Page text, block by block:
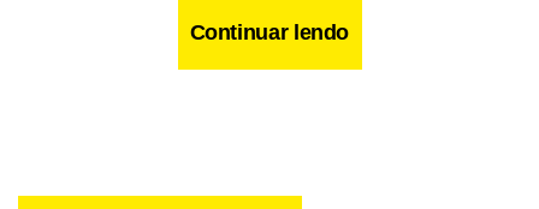
Continuar lendo